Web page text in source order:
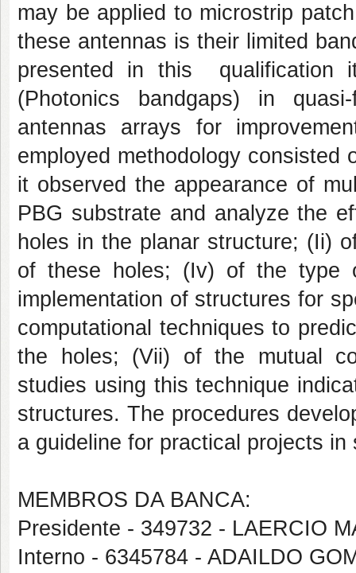
may be applied to microstrip
these antennas is their limited
presented in this qualification
(Photonics bandgaps) in
antennas arrays for
employed methodology
it observed the appearance of
PBG substrate and analyze the
holes in the planar structure; (Ii)
of these holes; (Iv) of the
implementation of structures for
computational techniques to
the holes; (Vii) of the mutual
studies using this technique
structures. The procedures
a guideline for practical projects
MEMBROS DA BANCA:
Presidente - 349732 - LAERCIO
Interno - 6345784 - ADAILDO